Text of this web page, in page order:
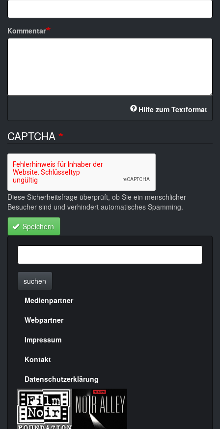
Kommentar
Hilfe zum Textformat
CAPTCHA
Diese Sicherheitsfrage überprüft, ob Sie ein menschlicher
Besucher sind und verhindert automatisches Spamming.
Speichern
suchen
Menülinks
rechte
Seite
Medienpartner
Webpartner
Impressum
Kontakt
Datenschutzerklärung